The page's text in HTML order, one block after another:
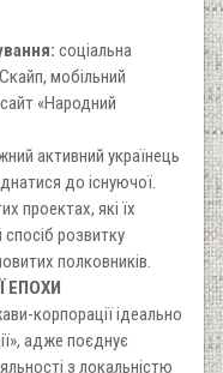
соціальна
мобільний
сайт «Народний
активний українець
до існуючої.
проектах, які їх
розвитку
полковників.
ЕПОХИ
корпорації ідеально
адже поєднує
з локальністю